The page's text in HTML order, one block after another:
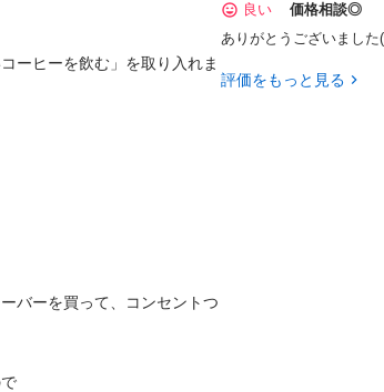
ーヒーを飲む」を取り入れま
バーを買って、コンセントつ
良い
価格相談◎
ありがとうございました
評価をもっと見る